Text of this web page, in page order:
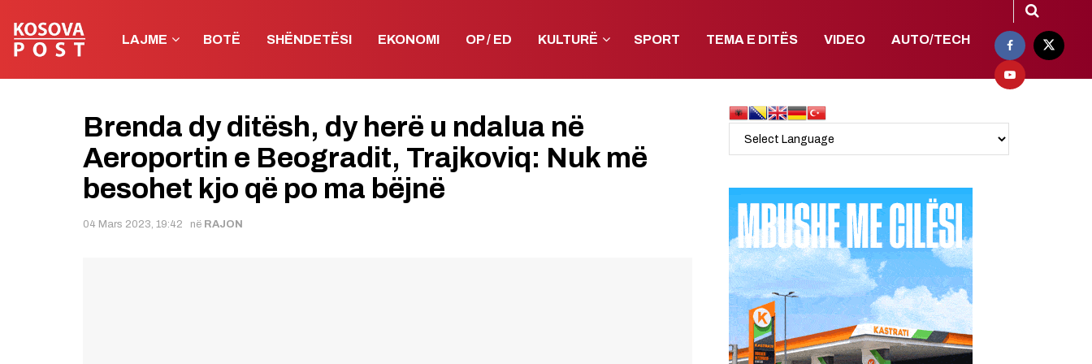
LAJME BOTË SHËNDETËSI EKONOMI OP / ED KULTURË SPORT TEMA E DITËS VIDEO AUTO/TECH
Brenda dy ditësh, dy herë u ndalua në
Aeroportin e Beogradit, Trajkoviq: Nuk më
besohet kjo që po ma bëjnë
04 Mars 2023, 19:42 në RAJON